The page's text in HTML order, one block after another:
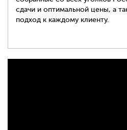
сдачи и оптимальной цены, а
подход к каждому клиенту.